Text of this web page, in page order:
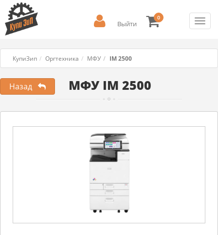
Выйти
0
КупиЗип Оргтехника МФУ IM 2500
МФУ IM 2500
Назад